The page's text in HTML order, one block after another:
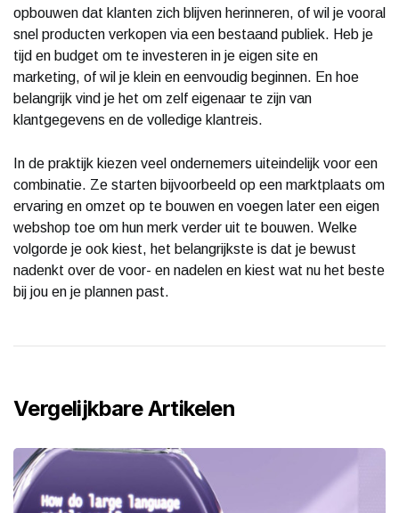
opbouwen dat klanten zich blijven herinneren, of wil je vooral
snel producten verkopen via een bestaand publiek. Heb je
tijd en budget om te investeren in je eigen site en
marketing, of wil je klein en eenvoudig beginnen. En hoe
belangrijk vind je het om zelf eigenaar te zijn van
klantgegevens en de volledige klantreis.
In de praktijk kiezen veel ondernemers uiteindelijk voor een
combinatie. Ze starten bijvoorbeeld op een marktplaats om
ervaring en omzet op te bouwen en voegen later een eigen
webshop toe om hun merk verder uit te bouwen. Welke
volgorde je ook kiest, het belangrijkste is dat je bewust
nadenkt over de voor- en nadelen en kiest wat nu het beste
bij jou en je plannen past.
Vergelijkbare Artikelen